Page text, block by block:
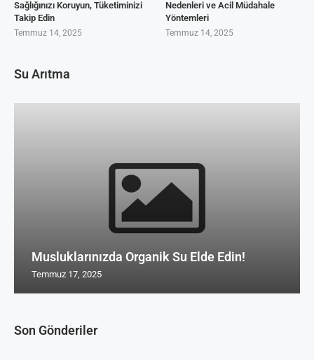
Son Gönderiler
Sağlığınızı Koruyun, Tüketiminizi
Takip Edin
Temmuz 14, 2025
Nedenleri ve Acil Müdahale
Yöntemleri
Temmuz 14, 2025
Su Arıtma
Musluklarınızda Organik Su Elde Edin!
Temmuz 17, 2025